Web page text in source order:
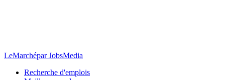
LeMarchépar JobsMedia
Recherche d'emplois